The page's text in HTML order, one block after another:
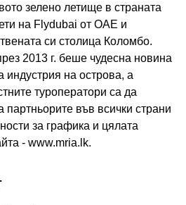
зелено летище в страната
на Flydubai от ОАЕ и
си столица Коломбо.
2013 г. беше чудесна новина
индустрия на острова, а
туроператори са да
партньорите във всички страни
за графика и цялата
- www.mria.lk.